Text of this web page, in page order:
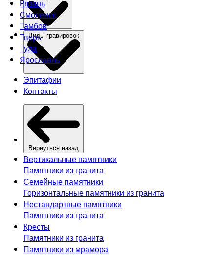
Рязань
Смоленск
Тамбов
Тверь
Тула
Ярославль
Эпитафии
Контакты
Вернуться назад
Вертикальные памятники
Памятники из гранита
Семейные памятники
Горизонтальные памятники из гранита
Нестандартные памятники
Памятники из гранита
Кресты
Памятники из гранита
Памятники из мрамора